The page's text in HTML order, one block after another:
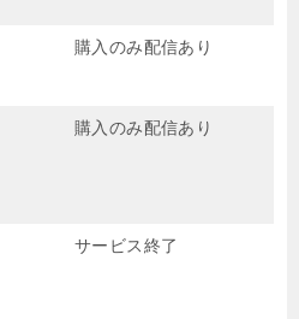
購入のみ配信あり
購入のみ配信あり
サービス終了